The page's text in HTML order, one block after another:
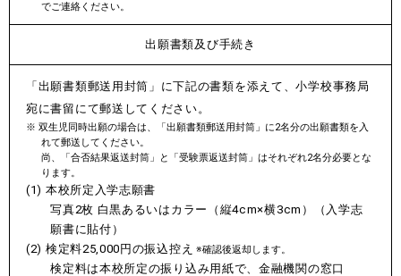
でご連絡ください。
出願書類及び手続き
「出願書類郵送用封筒」に下記の書類を添えて、小学校事務局
宛に書留にて郵送してください。
双生児同時出願の場合は、「出願書類郵送用封筒」に2名分の出願書類を入
れて郵送してください。
尚、「合否結果返送封筒」と「受験票返送封筒」はそれぞれ2名分必要とな
ります。
(1) 本校所定入学志願書
写真2枚 白黒あるいはカラー（縦4cm×横3cm）（入学志
願書に貼付）
(2) 検定料25,000円の振込控え ※確認後返却します。
検定料は本校所定の振り込み用紙で、金融機関の窓口